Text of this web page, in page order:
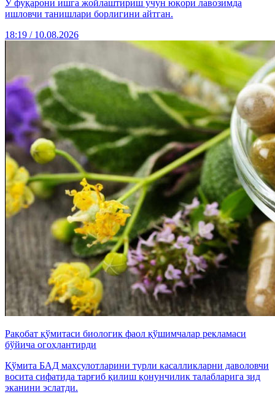
У фуқарони ишга жойлаштириш учун юқори лавозимда
ишловчи танишлари борлигини айтган.
18:19 / 10.08.2026
Рақобат қўмитаси биологик фаол қўшимчалар рекламаси
бўйича огоҳлантирди
Қўмита БАД маҳсулотларини турли касалликларни даволовчи
восита сифатида тарғиб қилиш қонунчилик талабларига зид
эканини эслатди.